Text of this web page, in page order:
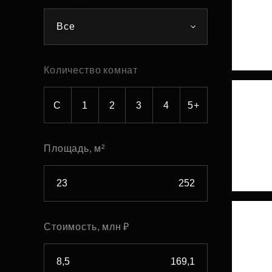
Все
Количество комнат
С 1 2 3 4 5+
Площадь, м²
Стоимость, млн ₽